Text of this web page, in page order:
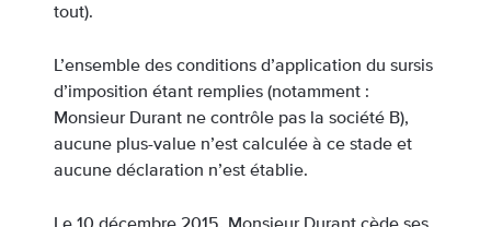
tout).
L’ensemble des conditions d’application du sursis
d’imposition étant remplies (notamment :
Monsieur Durant ne contrôle pas la société B),
aucune plus-value n’est calculée à ce stade et
aucune déclaration n’est établie.